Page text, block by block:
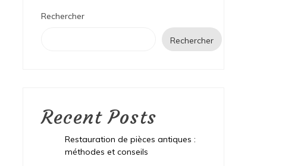
Rechercher
Rechercher
Recent Posts
Restauration de pièces antiques :
méthodes et conseils